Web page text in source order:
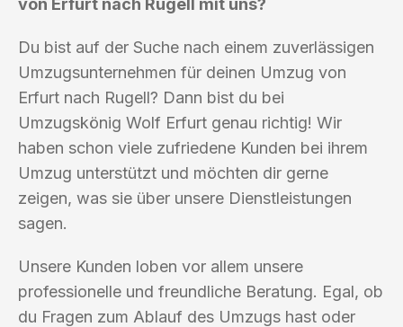
von Erfurt nach Rugell mit uns?
Du bist auf der Suche nach einem zuverlässigen
Umzugsunternehmen für deinen Umzug von
Erfurt nach Rugell? Dann bist du bei
Umzugskönig Wolf Erfurt genau richtig! Wir
haben schon viele zufriedene Kunden bei ihrem
Umzug unterstützt und möchten dir gerne
zeigen, was sie über unsere Dienstleistungen
sagen.
Unsere Kunden loben vor allem unsere
professionelle und freundliche Beratung. Egal, ob
du Fragen zum Ablauf des Umzugs hast oder